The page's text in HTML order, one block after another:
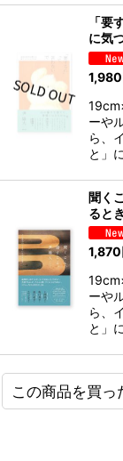
「要
に気
1,980
ーや
ら、
と」
聞く
ると
1,870
ーや
ら、
と」
この商品を買